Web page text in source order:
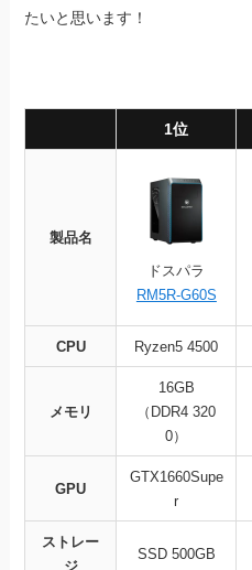
たいと思います！
1位
製品名
ドスパラ
RM5R-G60S
CPU Ryzen5 4500
メモリ
16GB
（DDR4 320
0）
GPU
GTX1660Supe
r
ストレー
ジ
SSD 500GB